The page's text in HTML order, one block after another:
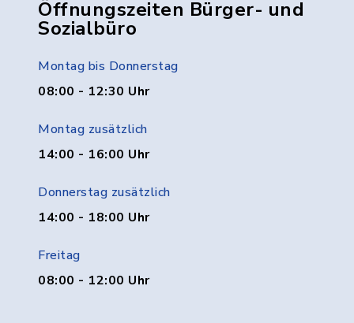
Öffnungszeiten Bürger- und
Sozialbüro
Montag bis Donnerstag
08:00 - 12:30 Uhr
Montag zusätzlich
14:00 - 16:00 Uhr
Donnerstag zusätzlich
14:00 - 18:00 Uhr
Freitag
08:00 - 12:00 Uhr